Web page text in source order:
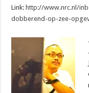
Link: http://www.nrc.nl/
dobberend-op-zee-